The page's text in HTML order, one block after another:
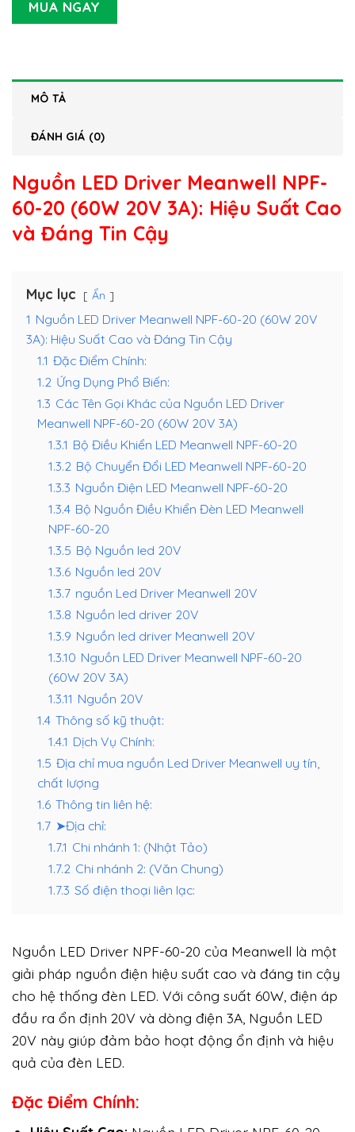
MUA NGAY
MÔ TẢ
ĐÁNH GIÁ (0)
Nguồn LED Driver Meanwell NPF-
60-20 (60W 20V 3A): Hiệu Suất Cao
và Đáng Tin Cậy
Mục lục Ẩn
1 Nguồn LED Driver Meanwell NPF-60-20 (60W 20V
3A): Hiệu Suất Cao và Đáng Tin Cậy
1.1 Đặc Điểm Chính:
1.2 Ứng Dụng Phổ Biến:
1.3 Các Tên Gọi Khác của Nguồn LED Driver
Meanwell NPF-60-20 (60W 20V 3A)
1.3.1 Bộ Điều Khiển LED Meanwell NPF-60-20
1.3.2 Bộ Chuyển Đổi LED Meanwell NPF-60-20
1.3.3 Nguồn Điện LED Meanwell NPF-60-20
1.3.4 Bộ Nguồn Điều Khiển Đèn LED Meanwell
NPF-60-20
1.3.5 Bộ Nguồn led 20V
1.3.6 Nguồn led 20V
1.3.7 nguồn Led Driver Meanwell 20V
1.3.8 Nguồn led driver 20V
1.3.9 Nguồn led driver Meanwell 20V
1.3.10 Nguồn LED Driver Meanwell NPF-60-20
(60W 20V 3A)
1.3.11 Nguồn 20V
1.4 Thông số kỹ thuật:
1.4.1 Dịch Vụ Chính:
1.5 Địa chỉ mua nguồn Led Driver Meanwell uy tín,
chất lượng
1.6 Thông tin liên hệ:
1.7 ➤Địa chỉ:
1.7.1 Chi nhánh 1: (Nhật Tảo)
1.7.2 Chi nhánh 2: (Văn Chung)
1.7.3 Số điện thoại liên lạc:
Nguồn LED Driver NPF-60-20 của Meanwell là một
giải pháp nguồn điện hiệu suất cao và đáng tin cậy
cho hệ thống đèn LED. Với công suất 60W, điện áp
đầu ra ổn định 20V và dòng điện 3A, Nguồn LED
20V này giúp đảm bảo hoạt động ổn định và hiệu
quả của đèn LED.
Đặc Điểm Chính: